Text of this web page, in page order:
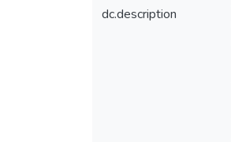
dc.description